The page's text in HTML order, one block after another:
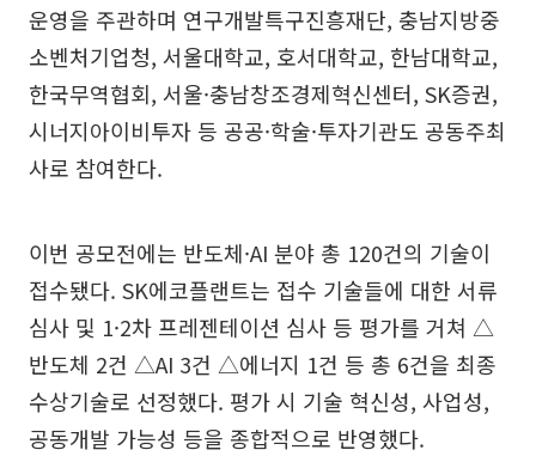
운영을 주관하며 연구개발특구진흥재단, 충남지방중
소벤처기업청, 서울대학교, 호서대학교, 한남대학교,
한국무역협회, 서울·충남창조경제혁신센터, SK증권,
시너지아이비투자 등 공공·학술·투자기관도 공동주최
사로 참여한다.
이번 공모전에는 반도체·AI 분야 총 120건의 기술이
접수됐다. SK에코플랜트는 접수 기술들에 대한 서류
심사 및 1·2차 프레젠테이션 심사 등 평가를 거쳐 △
반도체 2건 △AI 3건 △에너지 1건 등 총 6건을 최종
수상기술로 선정했다. 평가 시 기술 혁신성, 사업성,
공동개발 가능성 등을 종합적으로 반영했다.